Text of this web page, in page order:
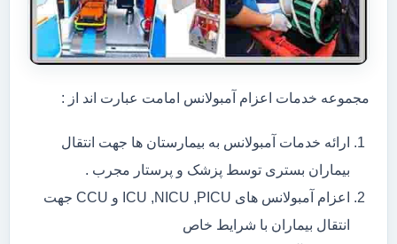
مجموعه خدمات اعزام آمبولانس امامت عبارت اند از :
ارائه خدمات آمبولانس به بیمارستان ها جهت انتقال
بیماران بستری توسط پزشک و پرستار مجرب .
اعزام آمبولانس های ICU ,NICU ,PICU و CCU جهت
انتقال بیماران با شرایط خاص